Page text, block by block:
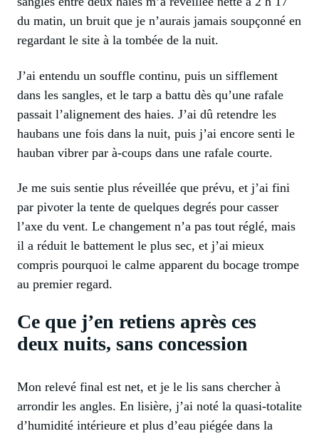
du matin, un bruit que je n’aurais jamais soupçonné en
regardant le site à la tombée de la nuit.
J’ai entendu un souffle continu, puis un sifflement
dans les sangles, et le tarp a battu dès qu’une rafale
passait l’alignement des haies. J’ai dû retendre les
haubans une fois dans la nuit, puis j’ai encore senti le
hauban vibrer par à-coups dans une rafale courte.
Je me suis sentie plus réveillée que prévu, et j’ai fini
par pivoter la tente de quelques degrés pour casser
l’axe du vent. Le changement n’a pas tout réglé, mais
il a réduit le battement le plus sec, et j’ai mieux
compris pourquoi le calme apparent du bocage trompe
au premier regard.
Ce que j’en retiens après ces
deux nuits, sans concession
Mon relevé final est net, et je le lis sans chercher à
arrondir les angles. En lisière, j’ai noté la quasi-totalite
d’humidité intérieure et plus d’eau piégée dans la